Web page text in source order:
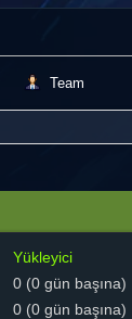
Team
Yükleyici
0 (0 gün başına)
0 (0 gün başına)